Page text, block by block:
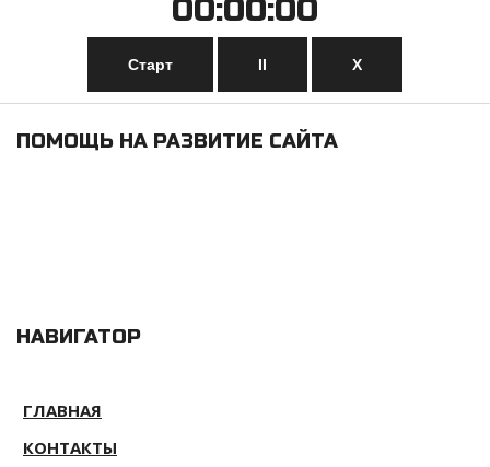
00:00:00
Старт II Х
ПОМОЩЬ НА РАЗВИТИЕ САЙТА
НАВИГАТОР
ГЛАВНАЯ
КОНТАКТЫ